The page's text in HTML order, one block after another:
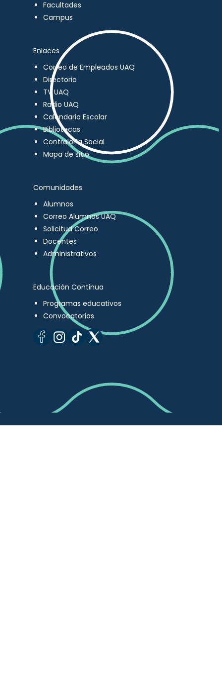
Facultades
Campus
Enlaces
Correo de Empleados UAQ
Directorio
TV UAQ
Radio UAQ
Calendario Escolar
Bibliotecas
Contraloría Social
Mapa de sitio
Comunidades
Alumnos
Correo Alumnos UAQ
Solicitud Correo
Docentes
Administrativos
Educación Continua
Programas educativos
Convocatorias